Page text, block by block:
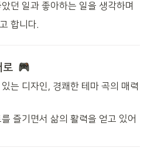
던 일과 좋아하는 일을 생각하며
합니다.
로
는 디자인, 경쾌한 테마 곡의 매력
즐기면서 삶의 활력을 얻고 있어